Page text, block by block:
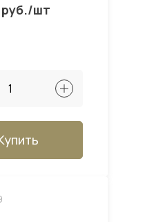
руб./шт